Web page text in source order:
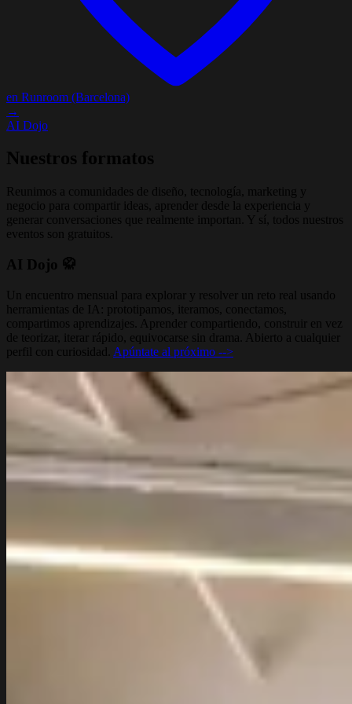
en Runroom (Barcelona)
→
AI Dojo
Nuestros formatos
Reunimos a comunidades de diseño, tecnología, marketing y
negocio para compartir ideas, aprender desde la experiencia y
generar conversaciones que realmente importan. Y sí, todos nuestros
eventos son gratuitos.
AI Dojo 🥋
Un encuentro mensual para explorar y resolver un reto real usando
herramientas de IA: prototipamos, iteramos, conectamos,
compartimos aprendizajes. Aprender compartiendo, construir en vez
de teorizar, iterar rápido, equivocarse sin drama. Abierto a cualquier
perfil con curiosidad. Apúntate al próximo -->